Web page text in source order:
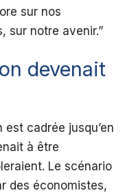
sur nos
sur notre avenir.”
devenait
est cadrée jusqu’en
à être
Le scénario
des économistes,